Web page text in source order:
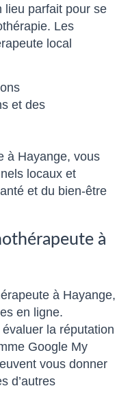
lieu parfait pour se
Les
local
et des
à Hayange, vous
locaux et
et du bien-être
à
à Hayange,
en ligne.
la réputation
Google My
vous donner
d’autres